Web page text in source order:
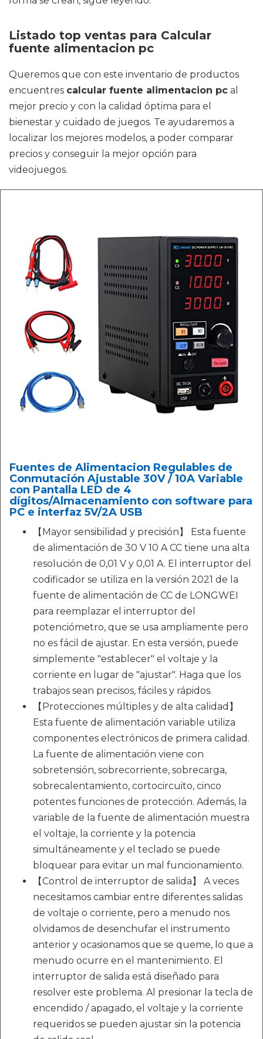
Listado top ventas para Calcular
fuente alimentacion pc
Queremos que con este inventario de productos
encuentres calcular fuente alimentacion pc al
mejor precio y con la calidad óptima para el
bienestar y cuidado de juegos. Te ayudaremos a
localizar los mejores modelos, a poder comparar
precios y conseguir la mejor opción para
videojuegos.
Fuentes de Alimentacion Regulables de
Conmutación Ajustable 30V / 10A Variable
con Pantalla LED de 4
dígitos/Almacenamiento con software para
PC e interfaz 5V/2A USB
【Mayor sensibilidad y precisión】 Esta fuente
de alimentación de 30 V 10 A CC tiene una alta
resolución de 0,01 V y 0,01 A. El interruptor del
codificador se utiliza en la versión 2021 de la
fuente de alimentación de CC de LONGWEI
para reemplazar el interruptor del
potenciómetro, que se usa ampliamente pero
no es fácil de ajustar. En esta versión, puede
simplemente "establecer" el voltaje y la
corriente en lugar de "ajustar". Haga que los
trabajos sean precisos, fáciles y rápidos.
【Protecciones múltiples y de alta calidad】
Esta fuente de alimentación variable utiliza
componentes electrónicos de primera calidad.
La fuente de alimentación viene con
sobretensión, sobrecorriente, sobrecarga,
sobrecalentamiento, cortocircuito, cinco
potentes funciones de protección. Además, la
variable de la fuente de alimentación muestra
el voltaje, la corriente y la potencia
simultáneamente y el teclado se puede
bloquear para evitar un mal funcionamiento.
【Control de interruptor de salida】 A veces
necesitamos cambiar entre diferentes salidas
de voltaje o corriente, pero a menudo nos
olvidamos de desenchufar el instrumento
anterior y ocasionamos que se queme, lo que a
menudo ocurre en el mantenimiento. El
interruptor de salida está diseñado para
resolver este problema. Al presionar la tecla de
encendido / apagado, el voltaje y la corriente
requeridos se pueden ajustar sin la potencia